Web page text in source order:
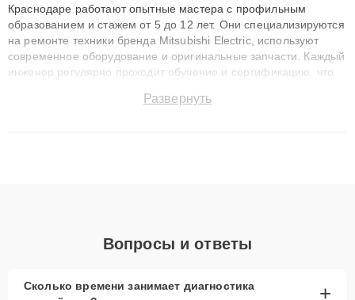
Краснодаре работают опытные мастера с профильным
образованием и стажем от 5 до 12 лет. Они специализируются
на ремонте техники бренда Mitsubishi Electric, используют
современное оборудование и оригинальные запчасти. Каждый
инженер регулярно проходит обучение и сертификацию, что
восстанавливать технику с сохранением гарантии до 3 лет.
Развернуть
Вопросы и ответы
Сколько времени занимает диагностика
+